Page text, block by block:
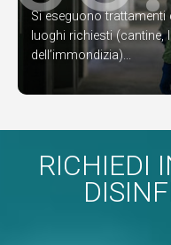
Si eseguono
luoghi richiesti
dell’immondizia)...
RICHIEDI